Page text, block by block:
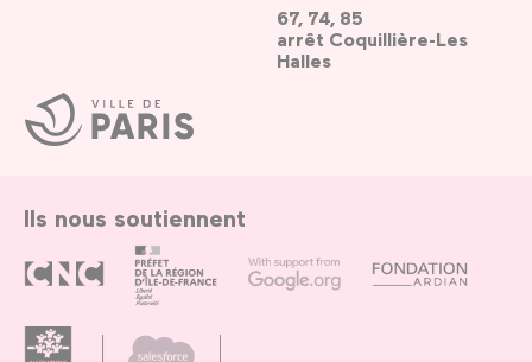
Ville
de
Paris
67, 74, 85
arrêt Coquillière-Les
Halles
Ils nous soutiennent